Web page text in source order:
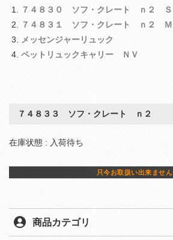
７４８３０ ソフ・クレート ｎ２ Ｓ
７４８３１ ソフ・クレート ｎ２ Ｍ
メッセンジャーリュック
ペットリュックキャリー ＮＶ
７４８３３ ソフ・クレート ｎ２
在庫状態 : 入荷待ち
只今お取扱い出来ません
商品カテゴリ